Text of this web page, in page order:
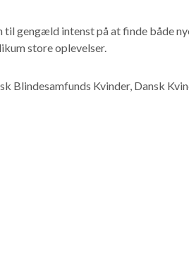
gengæld intenst på at finde både
store oplevelser.
Blindesamfunds Kvinder, Dansk